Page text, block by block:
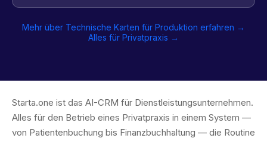
Mehr über Technische Karten für Produktion erfahren →
Alles für Privatpraxis →
Starta.one ist das AI-CRM für Dienstleistungsunternehmen.
Alles für den Betrieb eines Privatpraxis in einem System —
von Patientenbuchung bis Finanzbuchhaltung — die Routine